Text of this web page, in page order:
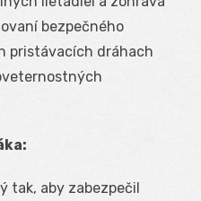
bezpečného
pristávacích dráhach
tak, aby zabezpečil